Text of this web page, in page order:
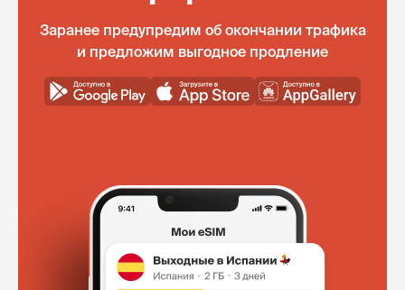
Заранее предупредим об окончании трафика
и предложим выгодное продление